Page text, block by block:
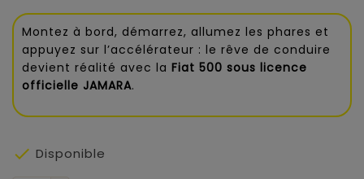
Montez à bord, démarrez, allumez les phares et
appuyez sur l’accélérateur : le rêve de conduire
devient réalité avec la Fiat 500 sous licence
officielle JAMARA.
 Disponible